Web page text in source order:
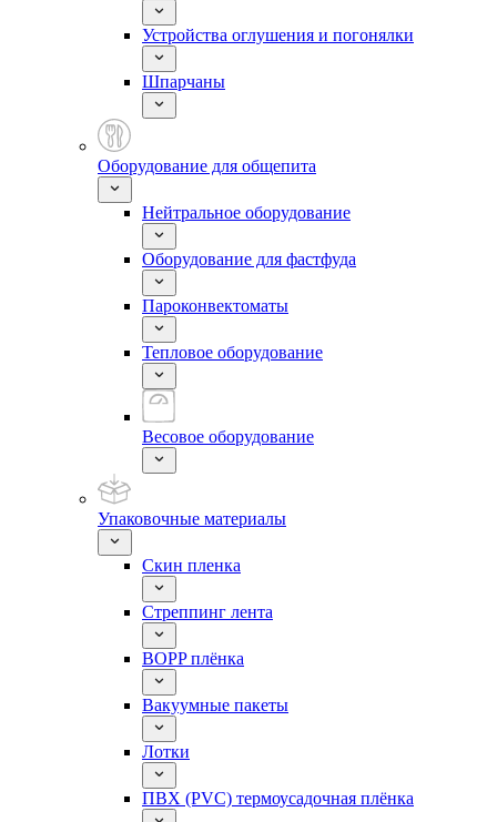
Устройства оглушения и погонялки
Шпарчаны
Оборудование для общепита
Нейтральное оборудование
Оборудование для фастфуда
Пароконвектоматы
Тепловое оборудование
Весовое оборудование
Упаковочные материалы
Скин пленка
Стреппинг лента
BOPP плёнка
Вакуумные пакеты
Лотки
ПВХ (PVC) термоусадочная плёнка